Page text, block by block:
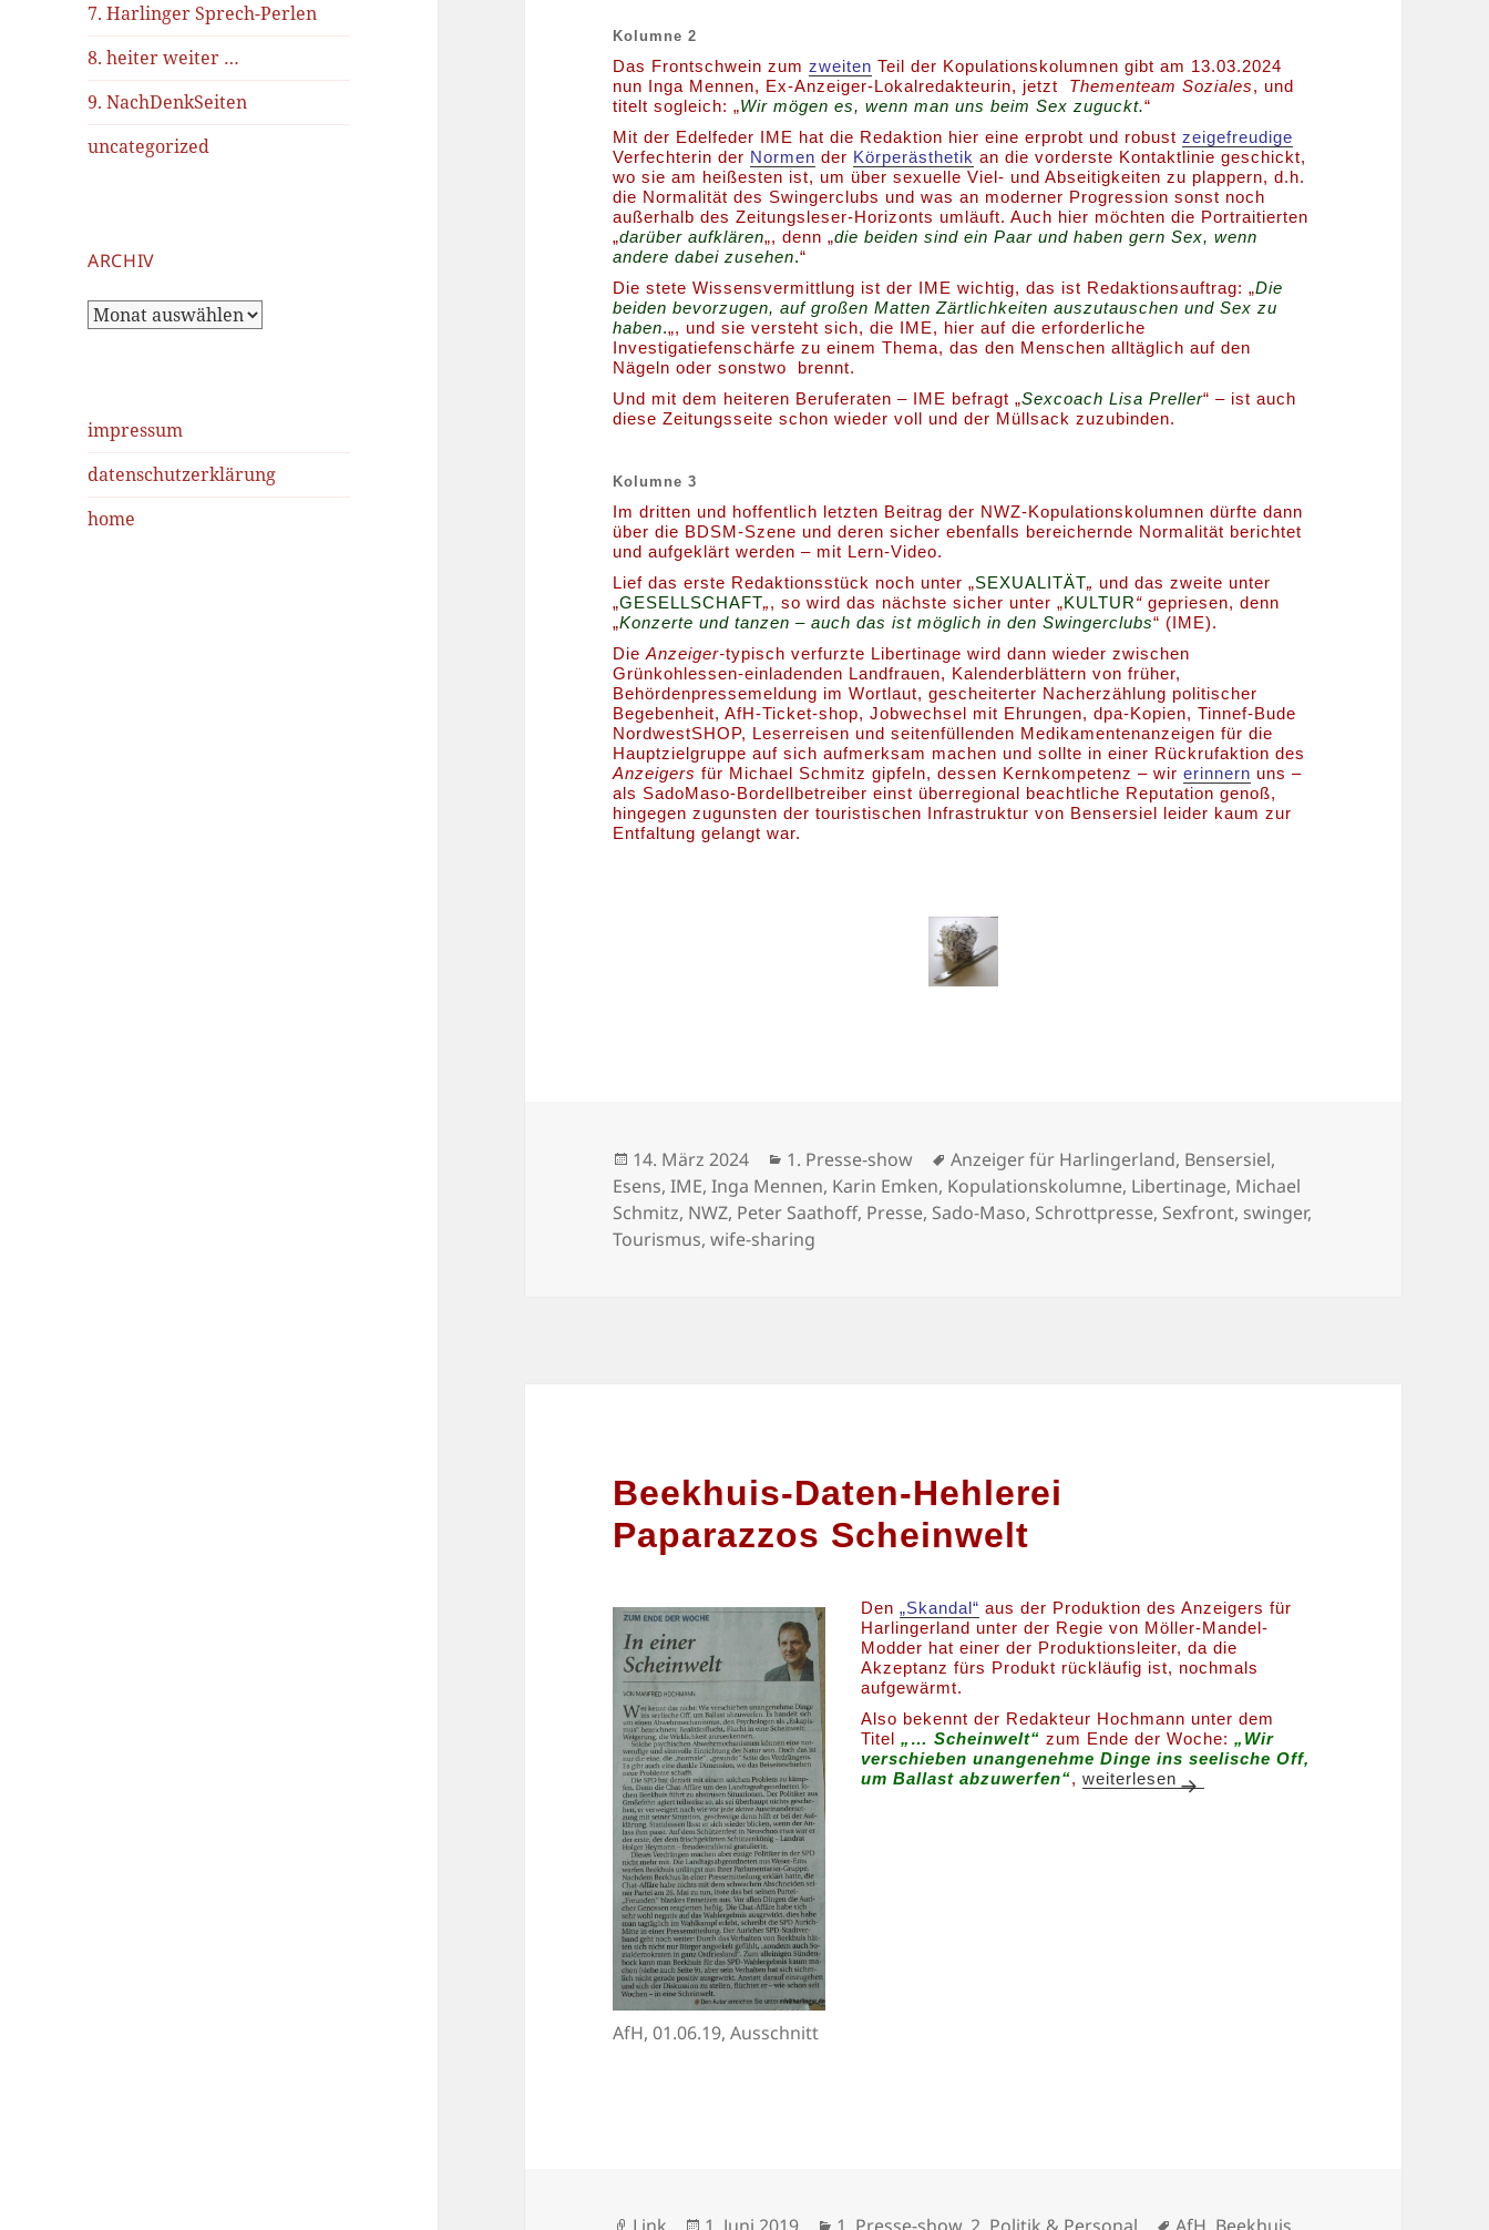
7. Harlinger Sprech-Perlen
8. heiter weiter …
9. NachDenkSeiten
uncategorized
ARCHIV
Archiv
impressum
datenschutzerklärung
home
Kolumne 2
Das Frontschwein zumzweiten Teil der Kopulationskolumnen gibt am 13.03.2024
nun Inga Mennen, Ex-Anzeiger-Lokalredakteurin, jetzt Thementeam Soziales, und
titelt sogleich: „Wir mögen es, wenn man uns beim Sex zuguckt.“
Mit der Edelfeder IME hat die Redaktion hier eine erprobt und robustzeigefreudige
Verfechterin der Normen der Körperästhetik an die vorderste Kontaktlinie geschickt,
wo sie am heißesten ist, um über sexuelle Viel- und Abseitigkeiten zu plappern, d.h.
die Normalität des Swingerclubs und was an moderner Progression sonst noch
außerhalb des Zeitungsleser-Horizonts umläuft. Auch hier möchten die Portraitierten
„darüber aufklären„, denn „die beiden sind ein Paar und haben gern Sex, wenn
andere dabei zusehen.“
Die stete Wissensvermittlung ist der IME wichtig, das ist Redaktionsauftrag: „Die
beiden bevorzugen, auf großen Matten Zärtlichkeiten auszutauschen und Sex zu
haben.„, und sie versteht sich, die IME, hier auf die erforderliche
Investigatiefenschärfe zu einem Thema, das den Menschen alltäglich auf den
Nägeln oder sonstwo brennt.
Und mit dem heiteren Beruferaten – IME befragt „Sexcoach Lisa Preller“ – ist auch
diese Zeitungsseite schon wieder voll und der Müllsack zuzubinden.
Kolumne 3
Im dritten und hoffentlich letzten Beitrag der NWZ-Kopulationskolumnen dürfte dann
über die BDSM-Szene und deren sicher ebenfalls bereichernde Normalität berichtet
und aufgeklärt werden – mit Lern-Video.
Lief das erste Redaktionsstück noch unter „SEXUALITÄT„ und das zweite unter
„GESELLSCHAFT„, so wird das nächste sicher unter „KULTUR“gepriesen, denn
„Konzerte und tanzen – auch das ist möglich in den Swingerclubs“ (IME).
DieAnzeiger-typisch verfurzte Libertinage wird dann wieder zwischen
Grünkohlessen-einladenden Landfrauen, Kalenderblättern von früher,
Behördenpressemeldung im Wortlaut, gescheiterter Nacherzählung politischer
Begebenheit, AfH-Ticket-shop, Jobwechsel mit Ehrungen, dpa-Kopien, Tinnef-Bude
NordwestSHOP, Leserreisen und seitenfüllenden Medikamentenanzeigen für die
Hauptzielgruppe auf sich aufmerksam machen und sollte in einer Rückrufaktion des
Anzeigers für Michael Schmitz gipfeln, dessen Kernkompetenz – wirerinnern uns –
als SadoMaso-Bordellbetreiber einst überregional beachtliche Reputation genoß,
hingegen zugunsten der touristischen Infrastruktur von Bensersiel leider kaum zur
Entfaltung gelangt war.
Veröffentlicht
am
14. März 2024 Kategorien
1. Presse-show Schlagwörter
Anzeiger für Harlingerland, Bensersiel,
Esens,IME,Inga Mennen, Karin Emken, Kopulationskolumne, Libertinage, Michael
Schmitz, NWZ, Peter Saathoff, Presse, Sado-Maso, Schrottpresse, Sexfront, swinger,
Tourismus,wife-sharing
Beekhuis-Daten-Hehlerei
Paparazzos Scheinwelt
AfH, 01.06.19, Ausschnitt
Den„Skandal“ aus der Produktion des Anzeigers für
Harlingerland unter der Regie von Möller-Mandel-
Modder hat einer der Produktionsleiter, da die
Akzeptanz fürs Produkt rückläufig ist, nochmals
aufgewärmt.
Also bekennt der Redakteur Hochmann unter dem
Titel„… Scheinwelt“ zum Ende der Woche:„Wir
verschieben unangenehme Dinge ins seelische Off,
um Ballast abzuwerfen“,Paparazzos Scheinwelt Beekhuis-Daten-Hehlerei
weiterlesen
Format Veröffentlicht Kategorien Schlagwörter